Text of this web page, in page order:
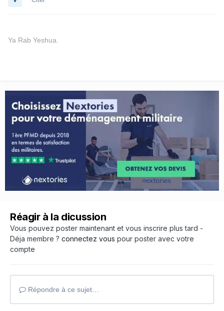
Ya Rab Yeshua.
Réagir à la dicussion
Vous pouvez poster maintenant et vous inscrire plus tard -
Déja membre ? connectez vous pour poster avec votre
compte
Répondre à ce sujet…